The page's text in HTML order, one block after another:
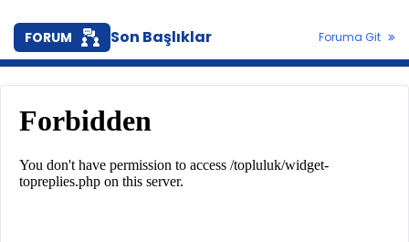
FORUM Son Başlıklar Foruma Git